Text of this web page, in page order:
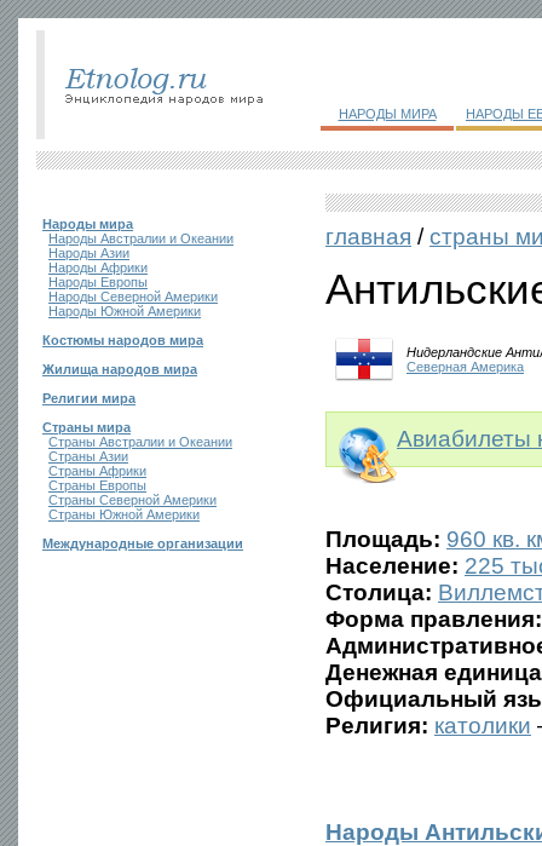
НАРОДЫ МИРА НАРОДЫ
Народы мира
Народы Австралии и Океании
Народы Азии
Народы Африки
Народы Европы
Народы Северной Америки
Народы Южной Америки
Костюмы народов мира
Жилища народов мира
Религии мира
Страны мира
Страны Австралии и Океании
Страны Азии
Страны Африки
Страны Европы
Страны Северной Америки
Страны Южной Америки
Международные организации
главная /страны
Нидерландские
Северная Америка
Авиабилеты
Площадь: 960 кв.
Население: 225
Столица:
Форма правления:
Денежная
Официальный
Религия: католики
Народы